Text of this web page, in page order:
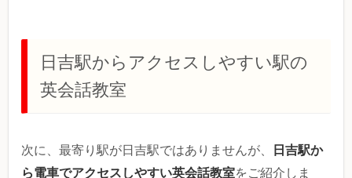
日吉駅からアクセスしやすい駅の
英会話教室
次に、最寄り駅が日吉駅ではありませんが、
日吉駅か
ら電車でアクセスしやすい英会話教室をご紹介しま